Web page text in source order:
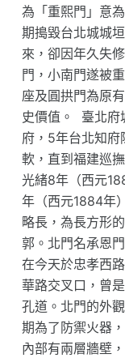
為「重熙門」意
期搗毀台北城城
來，卻因年久失
門，小南門遂被
座及圓拱門為原
史價值。 臺北府
府，5年台北知府
軟，直到福建巡
光緒8年（西元
年（西元1884年
略長，為長方形
郭。北門名承恩
在今天於忠孝西
華路交叉口，曾
孔道。北門的外
期為了防禦火器
內部有兩層牆壁